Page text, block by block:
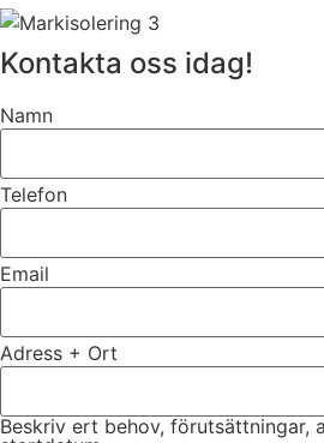
Kontakta oss idag!
Namn
Telefon
Email
Adress + Ort
Beskriv ert behov, förutsättningar,